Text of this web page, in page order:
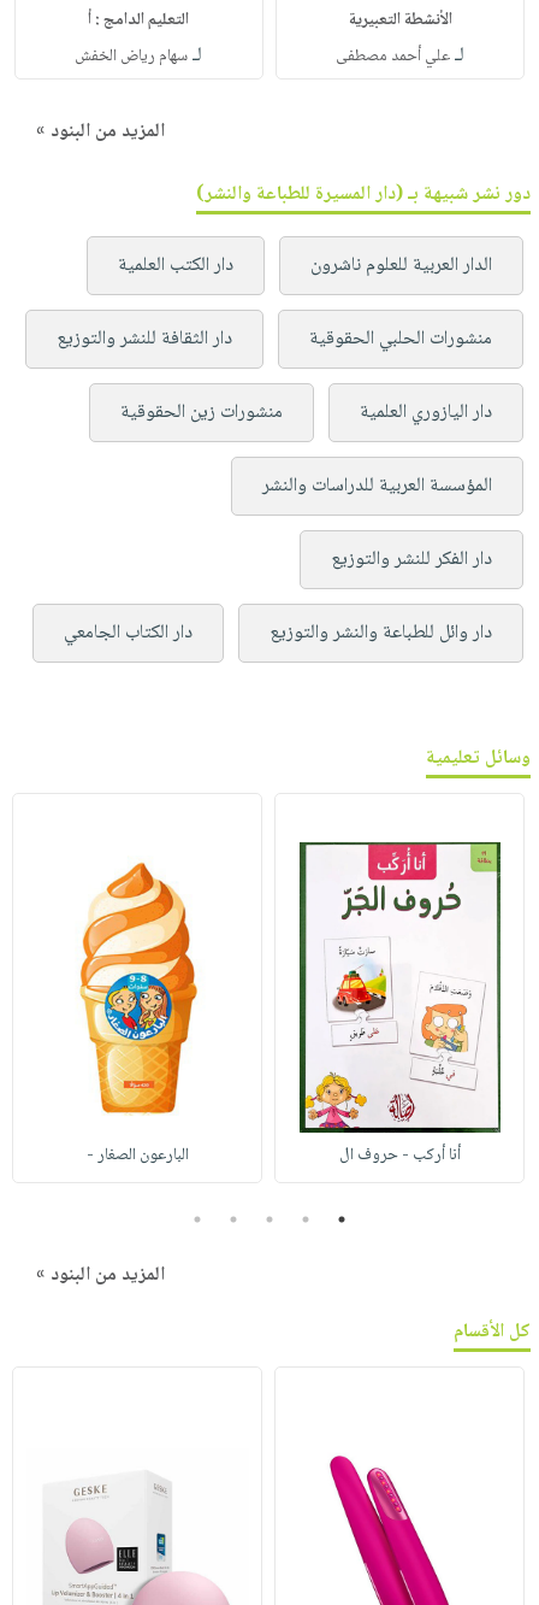
الأنشطة التعبيرية
لـعلي أحمد مصطفى
التعليم الدامج : أ
لـسهام رياض الخفش
المزيد من البنود »
دور نشر شبيهة بـ (دار المسيرة للطباعة والنشر)
الدار العربية للعلوم ناشرون دار الكتب العلمية
منشورات الحلبي الحقوقية دار الثقافة للنشر والتوزيع
دار اليازوري العلمية منشورات زين الحقوقية
المؤسسة العربية للدراسات والنشر
دار الفكر للنشر والتوزيع
دار وائل للطباعة والنشر والتوزيع دار الكتاب الجامعي
وسائل تعليمية
أنا أركب - حروف ال البارعون الصغار -
1
2
3
4
5
المزيد من البنود »
كل الأقسام